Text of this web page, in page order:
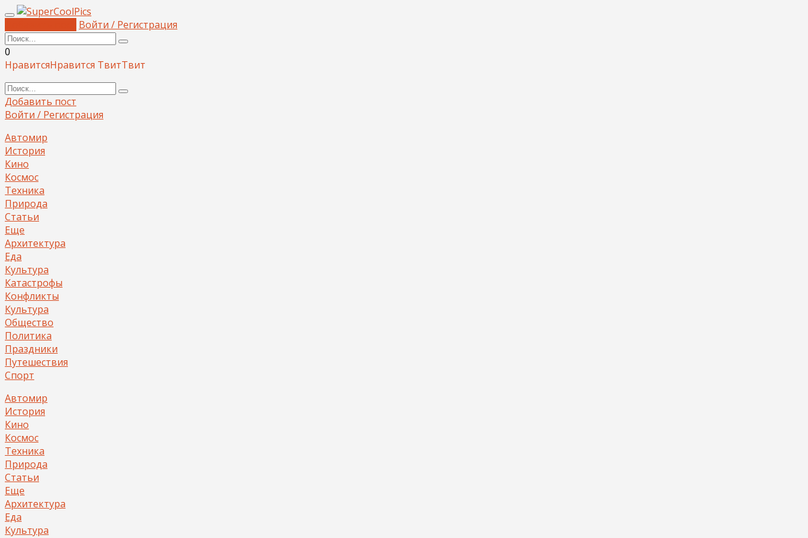
Войти / Регистрация
0
НравитсяНравится ТвитТвит
Добавить пост
Войти / Регистрация
Автомир
История
Кино
Космос
Техника
Природа
Статьи
Еще
Архитектура
Еда
Культура
Катастрофы
Конфликты
Культура
Общество
Политика
Праздники
Путешествия
Спорт
Автомир
История
Кино
Космос
Техника
Природа
Статьи
Еще
Архитектура
Еда
Культура